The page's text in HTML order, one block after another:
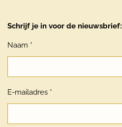
Schrijf je in voor de nieuwsbrief:
Naam *
E-mailadres *